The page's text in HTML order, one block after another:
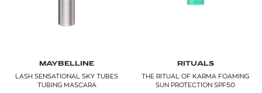
MAYBELLINE
LASH SENSATIONAL SKY TUBES
TUBING MASCARA
RITUALS
THE RITUAL OF KARMA FOAMING
SUN PROTECTION SPF50